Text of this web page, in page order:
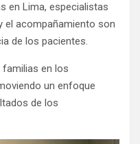
en Lima, especialistas
el acompañamiento son
de los pacientes.
familias en los
un enfoque
de los